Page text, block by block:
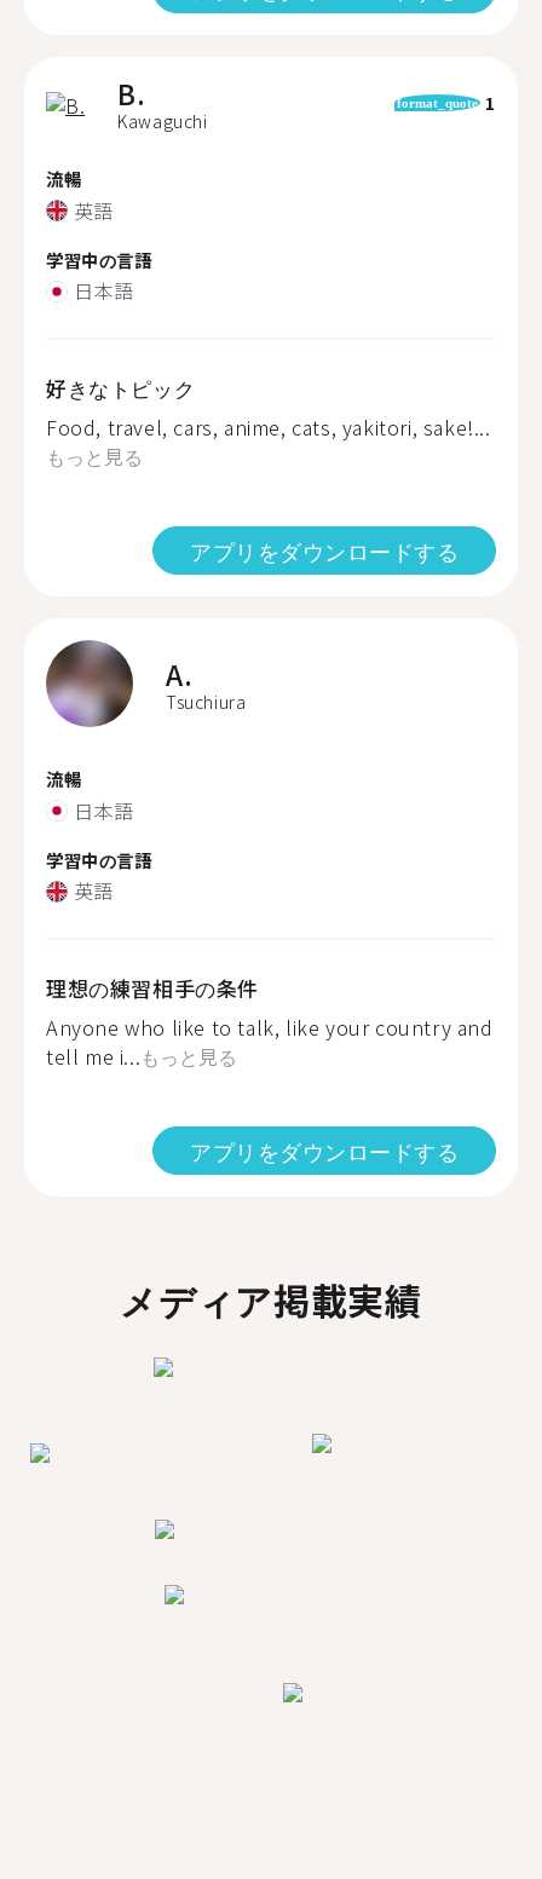
B.
Kawaguchi
format_quote 1
流暢
英語
学習中の言語
日本語
好きなトピック
Food, travel, cars, anime, cats, yakitori, sake!...
もっと見る
アプリをダウンロードする
A.
Tsuchiura
流暢
日本語
学習中の言語
英語
理想の練習相手の条件
Anyone who like to talk, like your country and
tell me i...もっと見る
アプリをダウンロードする
メディア掲載実績